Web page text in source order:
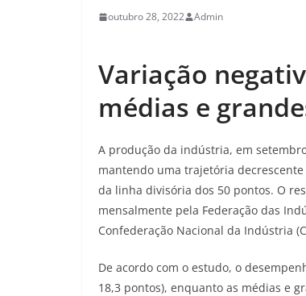
outubro 28, 2022 Admin
Variação
médias e
A produção da indústria, em
mantendo uma trajetória
da linha divisória dos 50 pontos. O
mensalmente pela Federação das
Confederação Nacional da Indústria
De acordo com o estudo, o
18,3 pontos), enquanto as médias e